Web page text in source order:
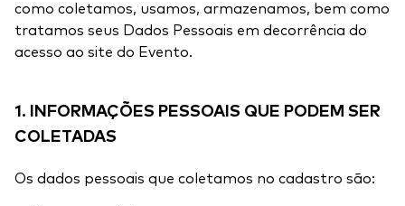
como coletamos, usamos, armazenamos, bem como
tratamos seus Dados Pessoais em decorrência do
acesso ao site do Evento.
1. INFORMAÇÕES PESSOAIS QUE PODEM SER
COLETADAS
Os dados pessoais que coletamos no cadastro são: